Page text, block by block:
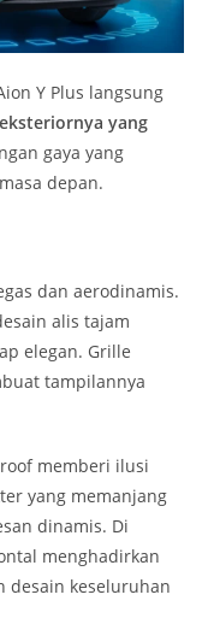
Y Plus langsung
yang
gaya yang
depan.
dan aerodinamis.
alis tajam
elegan. Grille
tampilannya
memberi ilusi
yang memanjang
dinamis. Di
menghadirkan
desain keseluruhan